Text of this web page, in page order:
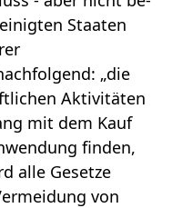
Staaten
„die
Aktivitäten
mit dem Kauf
finden,
alle Gesetze
von